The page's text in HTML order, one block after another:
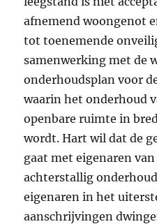
afnemend woongenot
tot toenemende
samenwerking met de
onderhoudsplan voor
waarin het onderhoud
openbare ruimte in
wordt. Hart wil dat de
gaat met eigenaren
achterstallig
eigenaren in het
aanschrijvingen